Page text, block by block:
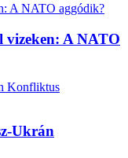
vizeken: A NATO
Ukrán